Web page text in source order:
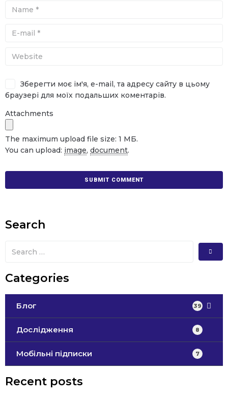
Зберегти моє ім'я, e-mail, та адресу сайту в цьому
браузері для моїх подальших коментарів.
Attachments
The maximum upload file size: 1 МБ.
You can upload: image, document.
Search
Categories
Блог 39
Дослідження 8
Мобільні підписки 7
Recent posts